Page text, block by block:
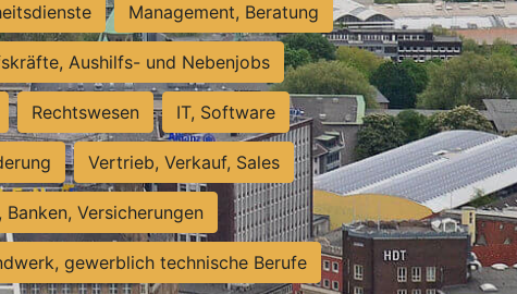
Management, Beratung
Aushilfs- und Nebenjobs
Rechtswesen IT, Software
Vertrieb, Verkauf, Sales
Banken, Versicherungen
gewerblich technische Berufe